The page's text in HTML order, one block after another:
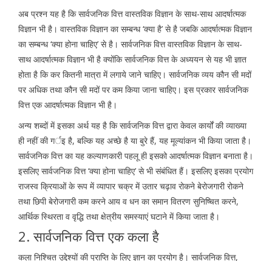
अब प्रश्न यह है कि सार्वजनिक वित्त वास्तविक विज्ञान के साथ-साथ आदर्षात्मक
विज्ञान भी है। वास्तविक विज्ञान का सम्बन्ध ‘क्या है’ से है जबकि आदर्षात्मक विज्ञान
का सम्बन्ध ‘क्या होना चाहिए’ से है। सार्वजनिक वित्त वास्तविक विज्ञान के साथ-
साथ आदर्षात्मक विज्ञान भी है क्योंकि सार्वजनिक वित्त के अध्ययन से यह भी ज्ञात
होता है कि कर कितनी मात्रा में लगाये जाने चाहिए। सार्वजनिक व्यय कौन सी मदों
पर अधिक तथा कौन सी मदों पर कम किया जाना चाहिए। इस प्रकार सार्वजनिक
वित्त एक आदर्षात्मक विज्ञान भी है।
अन्य शब्दों में इसका अर्थ यह है कि सार्वजनिक वित्त द्वारा केवल कार्यों की व्याख्या
ही नहीं की गर्इ है, बल्कि यह अच्छे है या बुरे हैं, यह मूल्यांकन भी किया जाता है।
सार्वजनिक वित्त का यह कल्याणकारी पहलू ही इसको आदर्षात्मक विज्ञान बनाता है।
इसलिए सार्वजनिक वित्त ‘क्या होना चाहिए’ से भी संबंधित हैं। इसलिए इसका प्रयोग
राजस्व क्रियाओं के रूप में व्यापार चक्र में उतार चढ़ाव रोकने बेरोजगारी रोकने
तथा छिपी बेरोजगारी कम करने आय व धन का समान वितरण सुनिष्चित करने,
आर्थिक स्थिरता व वृद्धि तथा क्षेत्रीय समस्याएं घटाने में किया जाता है।
2. सार्वजनिक वित्त एक कला है
कला निश्चित उद्देश्यों की प्राप्ति के लिए ज्ञान का प्रयोग है। सार्वजनिक वित्त,